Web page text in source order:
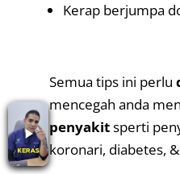
Kerap berjumpa
Semua tips ini perlu
mencegah anda
penyakitsperti
koronari, diabetes,